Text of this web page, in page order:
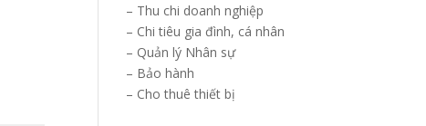
– Thu chi doanh nghiệp
– Chi tiêu gia đình, cá nhân
– Quản lý Nhân sự
– Bảo hành
– Cho thuê thiết bị